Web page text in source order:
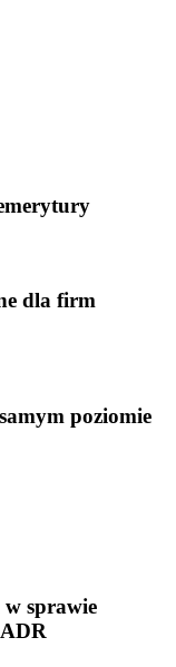
dla firm
poziomie
sprawie